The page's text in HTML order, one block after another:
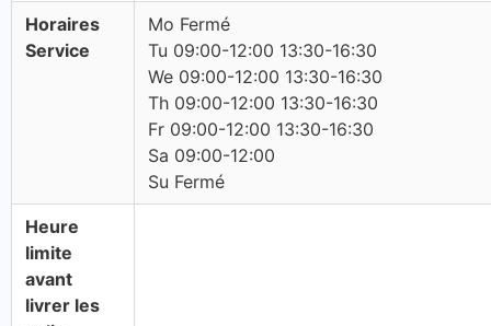
Horaires
Service
Mo Fermé
Tu 09:00-12:00 13:30-16:30
We 09:00-12:00 13:30-16:30
Th 09:00-12:00 13:30-16:30
Fr 09:00-12:00 13:30-16:30
Sa 09:00-12:00
Su Fermé
Heure
limite
avant
livrer les